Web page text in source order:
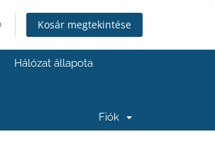
Kosár megtekintése
Hálózat állapota
Fiók